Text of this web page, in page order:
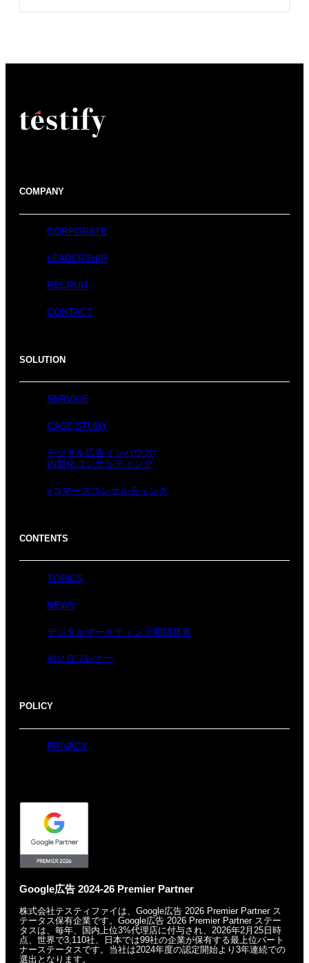
COMPANY
CORPORATE
LEADERSHIP
RECRUIT
CONTACT
SOLUTION
SERVICE
CASE STUDY
デジタル広告インハウス/
内製化コンサルティング
eコマースコンサルティング
CONTENTS
TOPICS
NEWS
デジタルマーケティング用語辞典
AIソロプレナー
POLICY
PRIVACY
Google広告 2024-26 Premier Partner
株式会社テスティファイは、Google広告 2026 Premier Partner ス
テータス保有企業です。 Google広告 2026 Premier Partner ステー
タスは、毎年、国内上位3%代理店に付与され、 2026年2月25日時
点、世界で3,110社、日本では99社の企業が保有する最上位パート
ナーステータスです。
当社は2024年度の認定開始より3年連続での
選出となります。